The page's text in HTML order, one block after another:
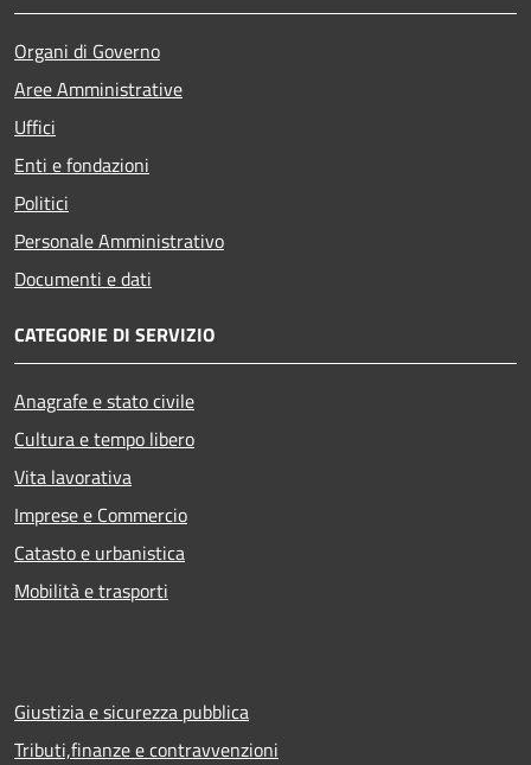
Organi di Governo
Aree Amministrative
Uffici
Enti e fondazioni
Politici
Personale Amministrativo
Documenti e dati
CATEGORIE DI SERVIZIO
Anagrafe e stato civile
Cultura e tempo libero
Vita lavorativa
Imprese e Commercio
Catasto e urbanistica
Mobilità e trasporti
Giustizia e sicurezza pubblica
Tributi,finanze e contravvenzioni